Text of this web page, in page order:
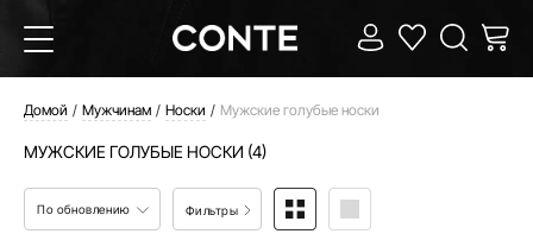
Домой Мужчинам Носки Мужские голубые носки
МУЖСКИЕ ГОЛУБЫЕ НОСКИ (4)
По обновлению Фильтры